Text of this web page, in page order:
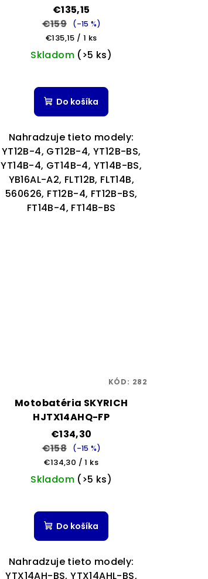
€135,15
€159
(–15 %)
Jednotková
cena:
€135,15 / 1 ks
Skladom (>5 ks)
Do košíka
Nahradzuje tieto modely:
YT12B-4, GT12B-4, YT12B-BS,
YT14B-4, GT14B-4, YT14B-BS,
YB16AL-A2, FLT12B, FLT14B,
560626, FT12B-4, FT12B-BS,
FT14B-4, FT14B-BS
Motobatéria SKYRICH
HJTX14AHQ-FP
€134,30
€158
(–15 %)
Jednotková
cena:
€134,30 / 1 ks
Skladom (>5 ks)
Do košíka
Nahradzuje tieto modely:
YTX14AH-BS, YTX14AHL-BS,
KÓD: 282